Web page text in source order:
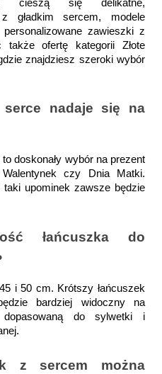
cieszą się delikatne,
gładkim sercem, modele
zawieszki z
także ofertę kategorii Złote
znajdziesz szeroki wybór
nadaje się na
doskonały wybór na prezent
czy Dnia Matki.
upominek zawsze będzie
łańcuszka do
i 50 cm. Krótszy łańcuszek
bardziej widoczny na
dopasowaną do sylwetki i
z sercem można